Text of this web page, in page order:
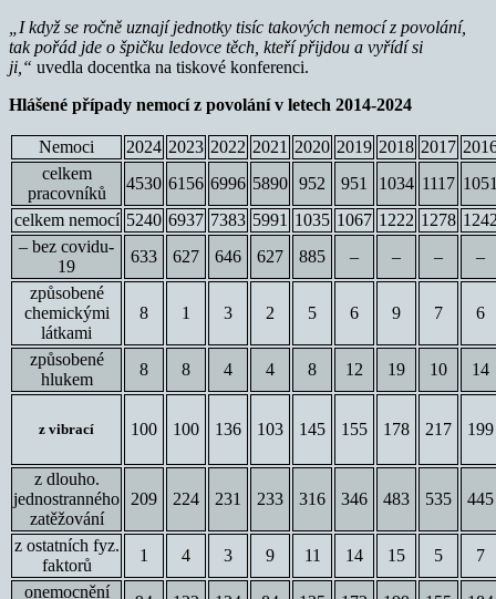
„I když se ročně uznají jednotky tisíc takových nemocí z povolání,
tak pořád jde o špičku ledovce těch, kteří přijdou a vyřídí si
ji,“ uvedla docentka na tiskové konferenci.
Hlášené případy nemocí z povolání v letech 2014-2024
Nemoci 2024 2023 2022 2021 2020 2019 2018 2017
celkem
pracovníků
4530 6156 6996 5890 952 951 1034 1117
celkem nemocí 5240 6937 7383 5991 1035 1067 1222 1278
– bez covidu-
19
633 627 646 627 885 – – –
–
způsobené
chemickými
látkami
8 1 3 2 5 6 9 7 6
způsobené
hlukem
8 8 4 4 8 12 19 10 14
z vibrací 100 100 136 103 145 155 178 217 199
z dlouho.
jednostranného
zatěžování
209 224 231 233 316 346 483 535 445
z ostatních fyz.
faktorů
1 4 3 9 11 14 15 5
7
onemocnění